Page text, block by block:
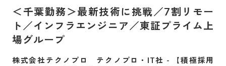
＜千葉勤務＞最新技術に挑戦／7割リモー
ト／インフラエンジニア／東証プライム上
場グループ
株式会社テクノプロ テクノプロ・IT社 -
【積極採用